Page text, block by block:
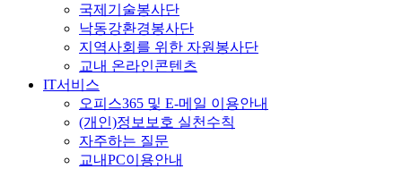
국제기술봉사단
낙동강환경봉사단
지역사회를 위한 자원봉사단
교내 온라인콘텐츠
IT서비스
오피스365 및 E-메일 이용안내
(개인)정보보호 실천수칙
자주하는 질문
교내PC이용안내